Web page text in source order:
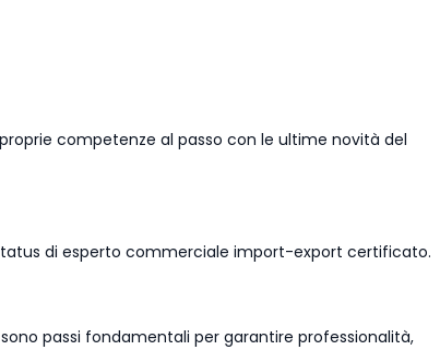
competenze al passo con le ultime novità del
di esperto commerciale import-export certificato.
sono passi fondamentali per garantire professionalità,